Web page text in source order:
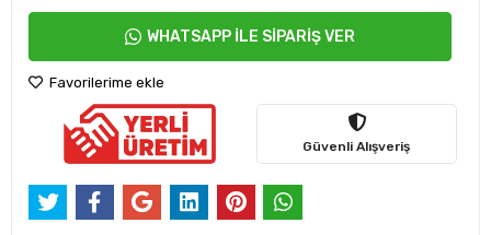
WHATSAPP İLE SİPARİŞ VER
Favorilerime ekle
Güvenli Alışveriş